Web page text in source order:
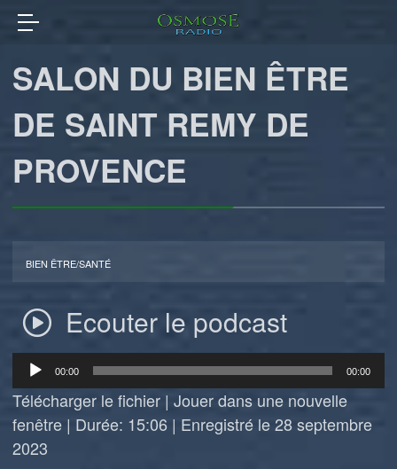
SALON DU BIEN ÊTRE
DE SAINT REMY DE
PROVENCE
BIEN ÊTRE/SANTÉ
Ecouter le podcast
Lecteur
audio
00:00 00:00
Télécharger le fichier |Jouer dans une nouvelle
fenêtre | Durée: 15:06 | Enregistré le 28 septembre
2023